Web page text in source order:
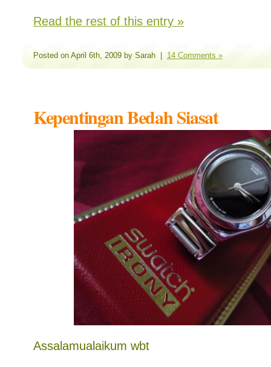
Read the rest of this entry »
Posted on April 6th, 2009 by Sarah | 14 Comments »
Kepentingan Bedah Siasat
Assalamualaikum wbt